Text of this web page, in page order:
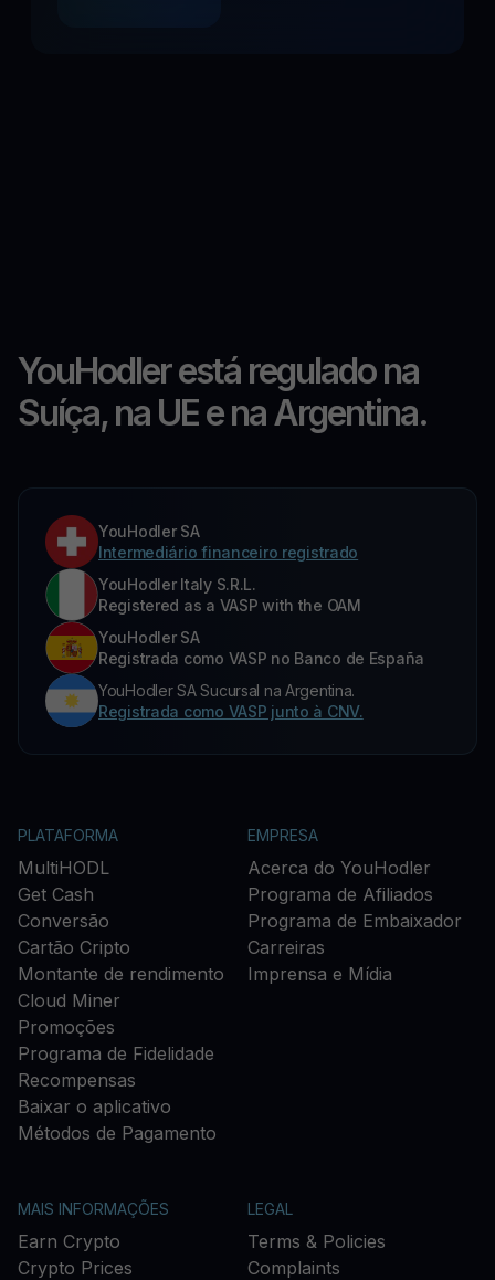
YouHodler está regulado na
Suíça, na UE e na Argentina.
YouHodler SA
Intermediário financeiro registrado
YouHodler Italy S.R.L.
Registered as a VASP with the OAM
YouHodler SA
Registrada como VASP no Banco de España
YouHodler SA Sucursal na Argentina.
Registrada como VASP junto à CNV.
PLATAFORMA
MultiHODL
Get Cash
Conversão
Cartão Cripto
Montante de rendimento
Cloud Miner
Promoções
Programa de Fidelidade
Recompensas
Baixar o aplicativo
Métodos de Pagamento
EMPRESA
Acerca do YouHodler
Programa de Afiliados
Programa de Embaixador
Carreiras
Imprensa e Mídia
MAIS INFORMAÇÕES
Earn Crypto
Crypto Prices
LEGAL
Terms & Policies
Complaints